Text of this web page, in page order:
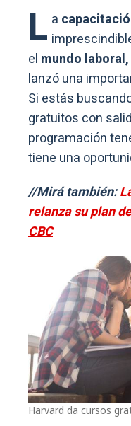
L a
el mundo laboral,
lanzó una
Si estás
gratuitos con
programación
tiene una
//Mirá también:
relanza su plan
CBC
Harvard da cursos